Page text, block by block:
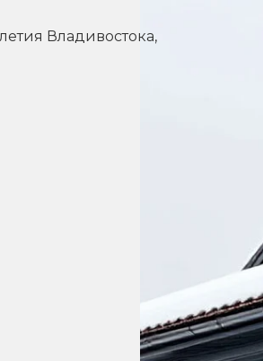
Владивостока,